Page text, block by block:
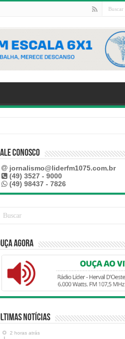
Conosco
jornalismo@liderfm1075.com.br
(49) 3527 - 9000
(49) 98437 - 7826
Agora
Notícias
2 horas atrás